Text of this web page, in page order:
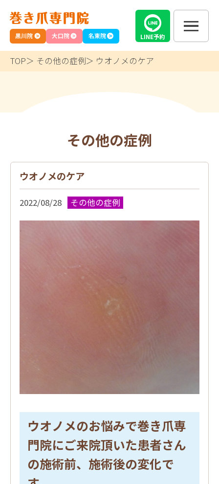
名東院
黒川院 大口院 LINE予約
TOP その他の症例 ウオノメのケア
その他の症例
ウオノメのケア
2022/08/28 その他の症例
ウオノメのお悩みで巻き爪専
門院にご来院頂いた患者さん
の施術前、施術後の変化で